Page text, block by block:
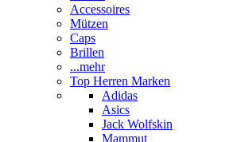
Accessoires
Mützen
Caps
Brillen
...mehr
Top Herren Marken
Adidas
Asics
Jack Wolfskin
Mammut